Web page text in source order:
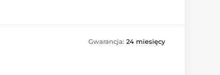
Gwarancja: 24 miesięcy